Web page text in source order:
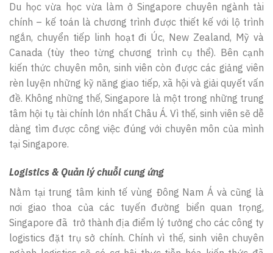
Du học vừa học vừa làm ở Singapore chuyên ngành tài
chính – kế toán là chương trình được thiết kế với lộ trình
ngắn, chuyển tiếp linh hoạt đi Úc, New Zealand, Mỹ và
Canada (tùy theo từng chương trình cụ thể). Bên cạnh
kiến thức chuyên môn, sinh viên còn được các giảng viên
rèn luyện những kỹ năng giao tiếp, xã hội và giải quyết vấn
đề. Không những thế, Singapore là một trong những trung
tâm hội tụ tài chính lớn nhất Châu Á. Vì thế, sinh viên sẽ dễ
dàng tìm được công việc đúng với chuyên môn của mình
tại Singapore.
Logistics & Quản lý chuỗi cung ứng
Nằm tại trung tâm kinh tế vùng Đông Nam Á và cũng là
nơi giao thoa của các tuyến đường biển quan trọng,
Singapore đã trở thành địa điểm lý tưởng cho các công ty
logistics đặt trụ sở chính. Chính vì thế, sinh viên chuyên